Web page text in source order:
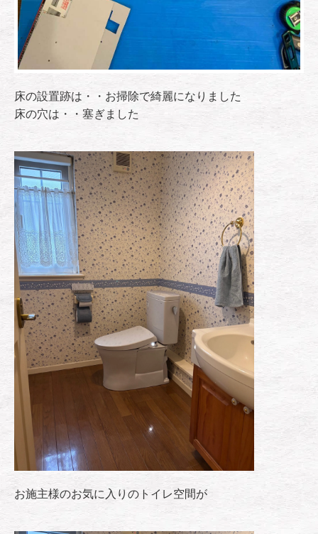
床の設置跡は・・お掃除で綺麗になりました
床の穴は・・塞ぎました
お施主様のお気に入りのトイレ空間が